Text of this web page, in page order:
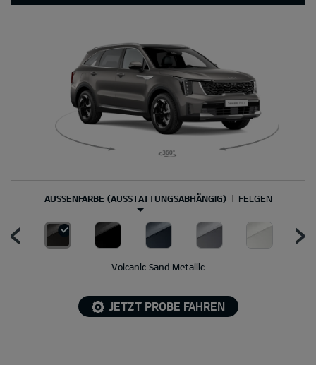
AUSSENFARBE (AUSSTATTUNGSABHÄNGIG) FELGEN
Volcanic Sand Metallic
JETZT PROBE FAHREN